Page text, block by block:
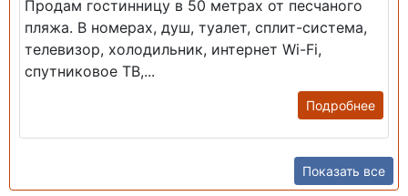
Продам гостинницу в 50 метрах от песчаного
пляжа. В номерах, душ, туалет, сплит-система,
телевизор, холодильник, интернет Wi-Fi,
спутниковое ТВ,...
Подробнее
Показать все